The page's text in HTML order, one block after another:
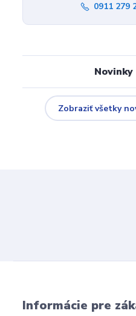
0911 279
Novinky
Zobraziť všetky
Informácie pre